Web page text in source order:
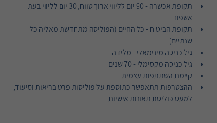
תקופת אכשרה - 90 יום לליווי ארוך טווח, 30 יום לליווי בעת
אשפוז
תקופת הביטוח - כל החיים (הפוליסה מתחדשת מאליה כל
שנתיים)
גיל כניסה מינימאלי - מלידה
גיל כניסה מקסימלי - 70 שנים
קיימת השתתפות עצמית
ההצטרפות תתאפשר כתוספת על פוליסות פרט בריאות וסיעוד,
למעט פוליסת תאונות אישיות